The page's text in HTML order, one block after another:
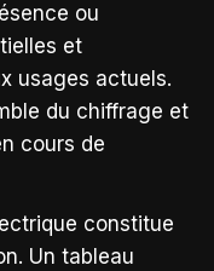
ou
et
usages actuels.
du chiffrage et
cours de
constitue
Un tableau